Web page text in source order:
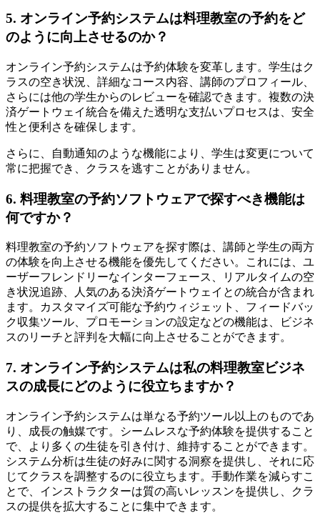
5. オンライン予約システムは料理教室の予約をど
のように向上させるのか？
オンライン予約システムは予約体験を変革します。学生はク
ラスの空き状況、詳細なコース内容、講師のプロフィール、
さらには他の学生からのレビューを確認できます。複数の決
済ゲートウェイ統合を備えた透明な支払いプロセスは、安全
性と便利さを確保します。
さらに、自動通知のような機能により、学生は変更について
常に把握でき、クラスを逃すことがありません。
6. 料理教室の予約ソフトウェアで探すべき機能は
何ですか？
料理教室の予約ソフトウェアを探す際は、講師と学生の両方
の体験を向上させる機能を優先してください。これには、ユ
ーザーフレンドリーなインターフェース、リアルタイムの空
き状況追跡、人気のある決済ゲートウェイとの統合が含まれ
ます。カスタマイズ可能な予約ウィジェット、フィードバッ
ク収集ツール、プロモーションの設定などの機能は、ビジネ
スのリーチと評判を大幅に向上させることができます。
7. オンライン予約システムは私の料理教室ビジネ
スの成長にどのように役立ちますか？
オンライン予約システムは単なる予約ツール以上のものであ
り、成長の触媒です。シームレスな予約体験を提供すること
で、より多くの生徒を引き付け、維持することができます。
システム分析は生徒の好みに関する洞察を提供し、それに応
じてクラスを調整するのに役立ちます。手動作業を減らすこ
とで、インストラクターは質の高いレッスンを提供し、クラ
スの提供を拡大することに集中できます。